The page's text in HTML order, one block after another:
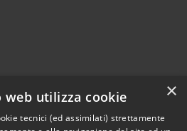
del sito
×
web utilizza cookie
tecnici (ed assimilati) strettamente